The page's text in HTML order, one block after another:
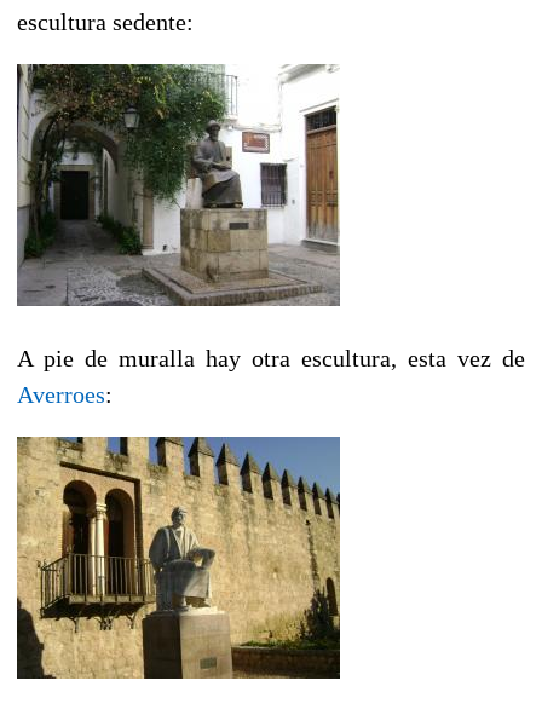
escultura sedente:
A pie de muralla hay otra escultura, esta vez de
Averroes: